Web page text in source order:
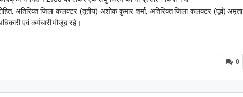
अतिरिक्त जिला कलक्टर (तृतीय) अशोक कुमार शर्मा, अतिरिक्त जिला कलक्टर (पूर्व) अमृता
एवं कर्मचारी मौजूद रहे।
0